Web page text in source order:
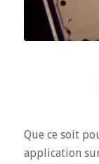
Que ce soit
application